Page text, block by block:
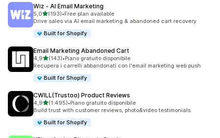
Wiz ‑ AI Email Marketing
5,0stelle su 5
(193)
193 recensioni totali
•Free plan available
Drive sales via AI email marketing & abandoned cart recovery
Built for Shopify
Email Marketing Abandoned Cart
4,9stelle su 5
(143)
143 recensioni totali
•Piano gratuito disponibile
Recupera i carrelli abbandonati con l'email marketing web push
Built for Shopify
CWILL(Trustoo) Product Reviews
4,9stelle su 5
(1.495)
1495 recensioni totali
•Piano gratuito disponibile
Build trust with customer reviews, photo&video testimonials.
Built for Shopify